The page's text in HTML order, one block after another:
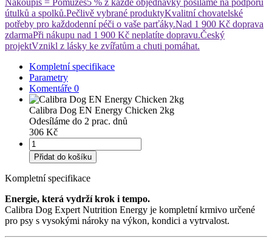
útulků a spolků.Pečlivě vybrané produktyKvalitní chovatelské
potřeby pro každodenní péči o vaše parťáky.Nad 1 900 Kč doprava
zdarmaPři nákupu nad 1 900 Kč neplatíte dopravu.Český
projektVznikl z lásky ke zvířatům a chuti pomáhat.
Kompletní specifikace
Parametry
Komentáře 0
Calibra Dog EN Energy Chicken 2kg
Odesíláme do 2 prac. dnů
306 Kč
Přidat do košíku
Kompletní specifikace
Energie, která vydrží krok i tempo.
Calibra Dog Expert Nutrition Energy je kompletní krmivo určené
pro psy s vysokými nároky na výkon, kondici a vytrvalost.